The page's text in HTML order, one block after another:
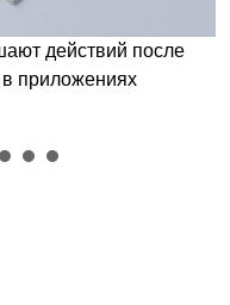
действий после
приложениях